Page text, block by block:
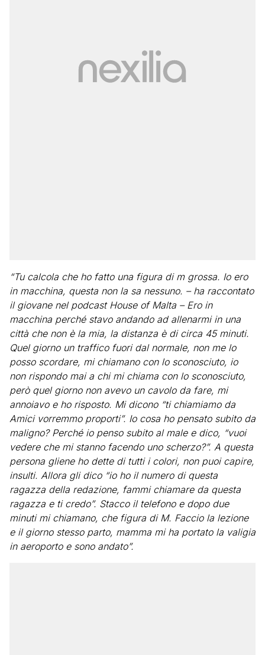
“Tu calcola che ho fatto una figura di m grossa. Io ero
in macchina, questa non la sa nessuno. – ha raccontato
il giovane nel podcast House of Malta – Ero in
macchina perché stavo andando ad allenarmi in una
città che non è la mia, la distanza è di circa 45 minuti.
Quel giorno un traffico fuori dal normale, non me lo
posso scordare, mi chiamano con lo sconosciuto, io
non rispondo mai a chi mi chiama con lo sconosciuto,
però quel giorno non avevo un cavolo da fare, mi
annoiavo e ho risposto. Mi dicono “ti chiamiamo da
Amici vorremmo proporti”. Io cosa ho pensato subito da
maligno? Perché io penso subito al male e dico, “vuoi
vedere che mi stanno facendo uno scherzo?”. A questa
persona gliene ho dette di tutti i colori, non puoi capire,
insulti. Allora gli dico “io ho il numero di questa
ragazza della redazione, fammi chiamare da questa
ragazza e ti credo”. Stacco il telefono e dopo due
minuti mi chiamano, che figura di M. Faccio la lezione
e il giorno stesso parto, mamma mi ha portato la valigia
in aeroporto e sono andato”.